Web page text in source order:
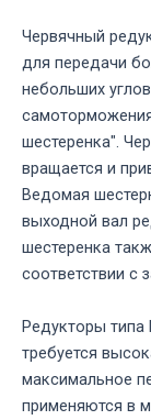
Червячный
для передачи
небольших
шестеренка".
вращается и
Ведомая
выходной вал
шестеренка
соответствии с
Редукторы типа
требуется
максимальное
применяются в